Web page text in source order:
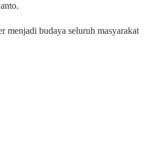
menjadi budaya seluruh masyarakat